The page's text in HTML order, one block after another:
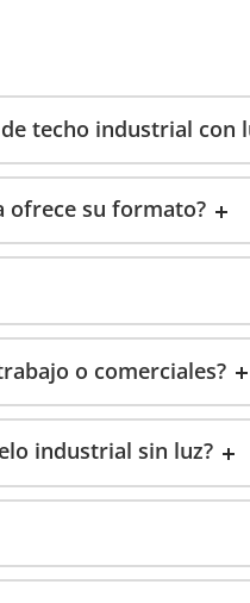
techo industrial con
ofrece su formato?
o comerciales?
industrial sin luz?